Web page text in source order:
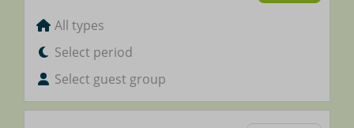
All types
Select period
Select guest group